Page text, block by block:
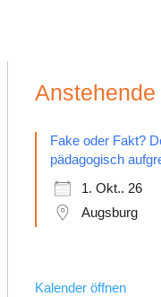
Fake oder Fakt?
pädagogisch
1. Okt.. 26
Augsburg
Kalender öffnen